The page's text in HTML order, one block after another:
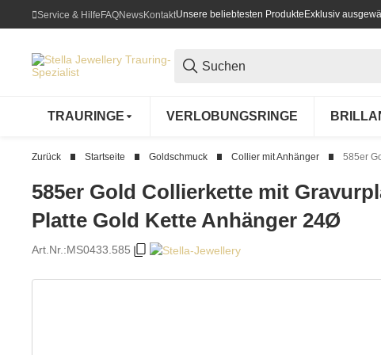
Service & HilfeFAQNewsKontaktUnsere beliebtesten Produkte Exklusiv
TRAURINGE VERLOBUNGSRINGE
Zurück Startseite Goldschmuck Collier mit Anhänger 585er
585er Gold Collierkette mit
Platte Gold Kette Anhänger 24Ø
Art.Nr.:MS0433.585